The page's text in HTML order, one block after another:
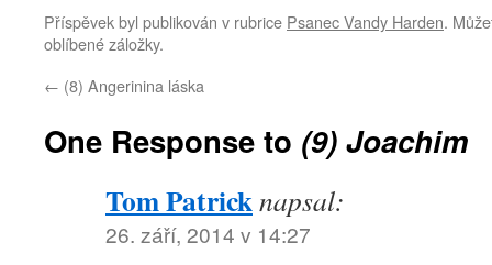
Příspěvek byl publikován v rubrice Psanec Vandy Harden.
oblíbené záložky.
← (8) Angerinina láska
One Response to (9) Joachim
Tom Patricknapsal:
26. září, 2014 v 14:27